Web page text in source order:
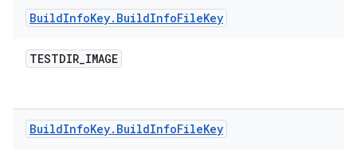
BuildInfoKey. BuildInfoFileKey
TESTDIR_IMAGE
BuildInfoKey. BuildInfoFileKey